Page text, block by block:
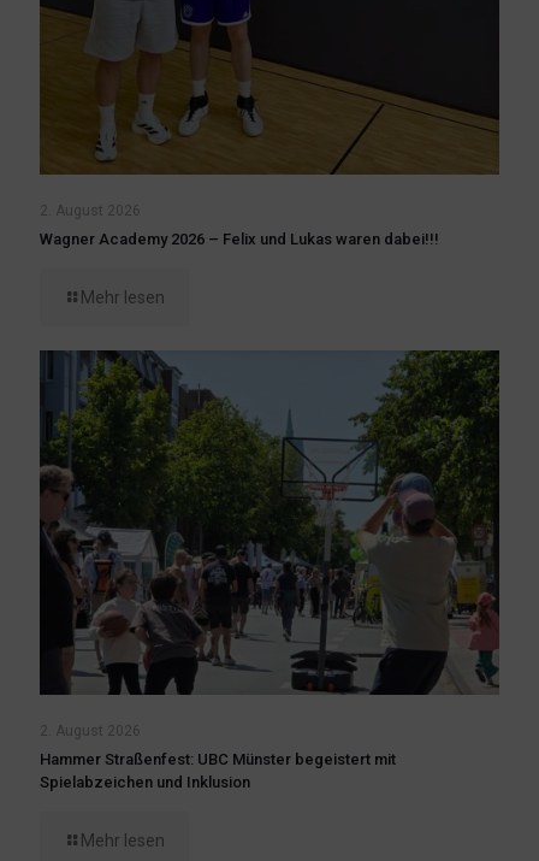
2. August 2026
Wagner Academy 2026 – Felix und Lukas waren dabei!!!
Mehr lesen
2. August 2026
Hammer Straßenfest: UBC Münster begeistert mit
Spielabzeichen und Inklusion
Mehr lesen